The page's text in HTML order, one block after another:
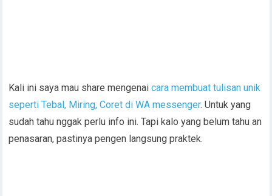
Kali ini saya mau share mengenaicara membuat tulisan unik
seperti Tebal, Miring, Coret di WA messenger. Untuk yang
sudah tahu nggak perlu info ini. Tapi kalo yang belum tahu an
penasaran, pastinya pengen langsung praktek.